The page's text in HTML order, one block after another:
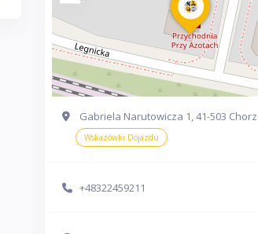
Gabriela Narutowicza 1, 41-503
Wskazówki Dojazdu
+48322459211